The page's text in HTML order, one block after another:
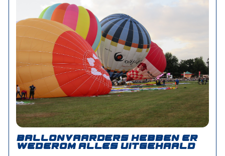
Ballonvaarders hebben er
wederom alles uitgehaald